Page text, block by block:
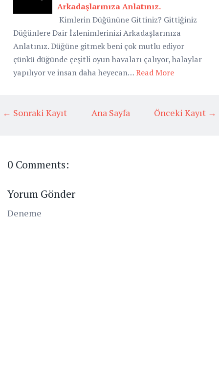
Arkadaşlarınıza Anlatınız.
Kimlerin Düğününe Gittiniz? Gittiğiniz
Düğünlere Dair İzlenimlerinizi Arkadaşlarınıza
Anlatınız. Düğüne gitmek beni çok mutlu ediyor
çünkü düğünde çeşitli oyun havaları çalıyor, halaylar
yapılıyor ve insan daha heyecan…Read More
← Sonraki Kayıt Önceki Kayıt →
Ana Sayfa
0 Comments:
Yorum Gönder
Deneme